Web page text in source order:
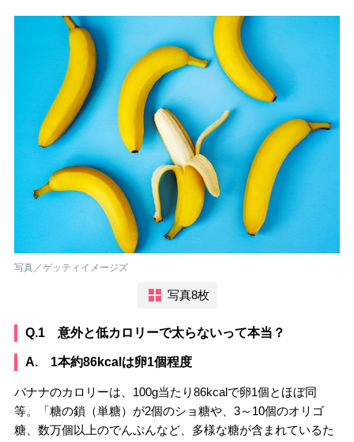
写真／ゲッティイメージズ
写真8枚
Q.1 意外と低カロリーで太らないって本当？
A. 1本約86kcalは卵1個程度
バナナのカロリーは、100g当たり86kcalで卵1個とほぼ同
等。「糖の鎖（単糖）が2個のショ糖や、3～10個のオリゴ
糖、数万個以上のでんぷんなど、多様な糖が含まれているた